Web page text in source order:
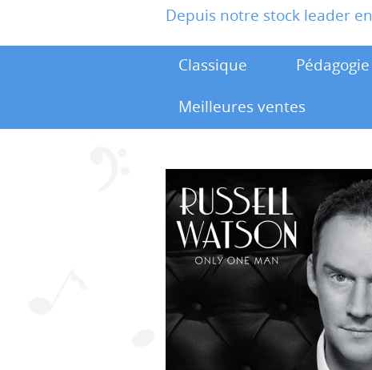
Depuis notre stock leader
Classique Pédagogie
Meilleures ventes